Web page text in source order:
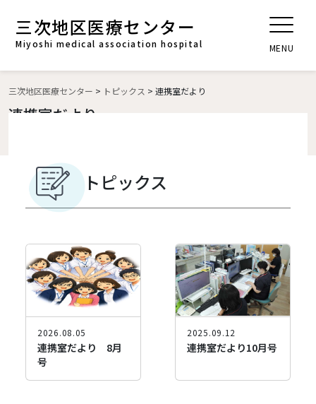
三次地区医療センター
Miyoshi medical association hospital
t
o
g
a
i
o
n
MENU
三次地区医療センター > トピックス > 連携室だより
連携室だより
トピックス
2026.08.05
連携室だより 8月
号
2025.09.12
連携室だより10月号